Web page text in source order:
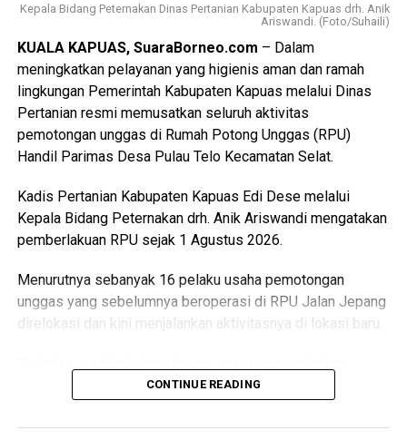
Kepala Bidang Peternakan Dinas Pertanian Kabupaten Kapuas drh. Anik
Ariswandi. (Foto/Suhaili)
KUALA KAPUAS, SuaraBorneo.com – Dalam
meningkatkan pelayanan yang higienis aman dan ramah
lingkungan Pemerintah Kabupaten Kapuas melalui Dinas
Pertanian resmi memusatkan seluruh aktivitas
pemotongan unggas di Rumah Potong Unggas (RPU)
Handil Parimas Desa Pulau Telo Kecamatan Selat.
Kadis Pertanian Kabupaten Kapuas Edi Dese melalui
Kepala Bidang Peternakan drh. Anik Ariswandi mengatakan
pemberlakuan RPU sejak 1 Agustus 2026.
Menurutnya sebanyak 16 pelaku usaha pemotongan
unggas yang sebelumnya beroperasi di RPU Jalan Jepang
direlokasi dan kini menjalankan aktivitasnya di lokasi baru.
kualitas pelayanan sekaligus menghadirkan fasilitas
lingkungan,” katanya Kamis (6/8/2026).
CONTINUE READING